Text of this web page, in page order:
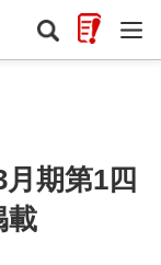
期第1四
載